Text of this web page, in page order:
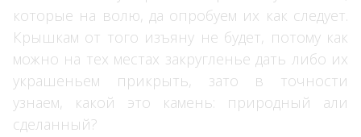
которые на волю, да опробуем их как следует.
Крышкам от того изъяну не будет, потому как
можно на тех местах закругленье дать либо их
украшеньем прикрыть, зато в точности
узнаем, какой это камень: природный али
сделанный?